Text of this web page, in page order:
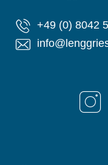
+49 (0) 8042